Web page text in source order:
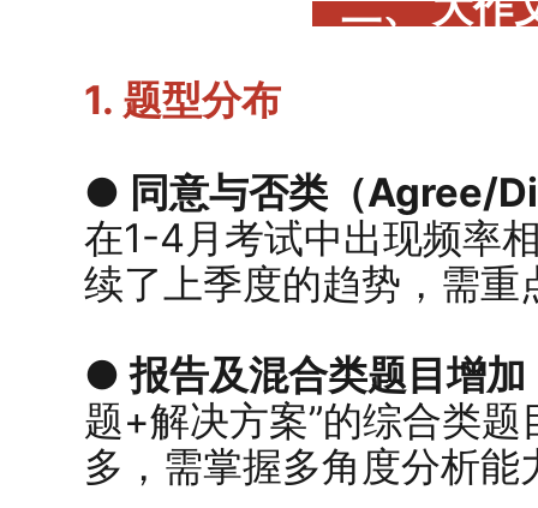
1. 题型分布
● 同意与否类（Agree/
在1-4月考试中出现频率
续了上季度的趋势，需
● 报告及混合类题目增加
题+解决方案”的综合类
多，需掌握多角度分析能